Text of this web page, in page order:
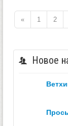
« 1 2
Новое